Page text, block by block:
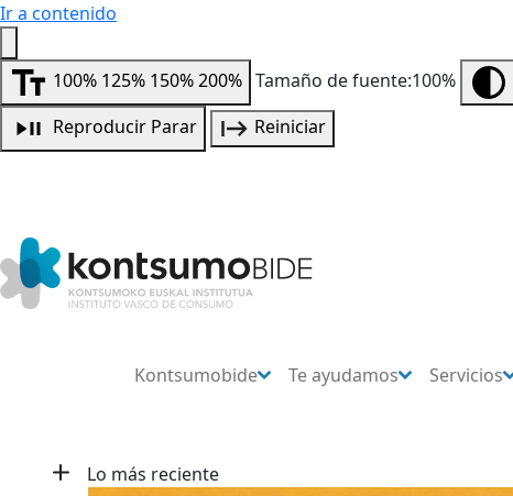
Ir a contenido
100% 125% 150%200% Tamaño de fuente:100%
Reproducir Parar Reiniciar
Kontsumobide Te ayudamos Servicios
Lo más reciente